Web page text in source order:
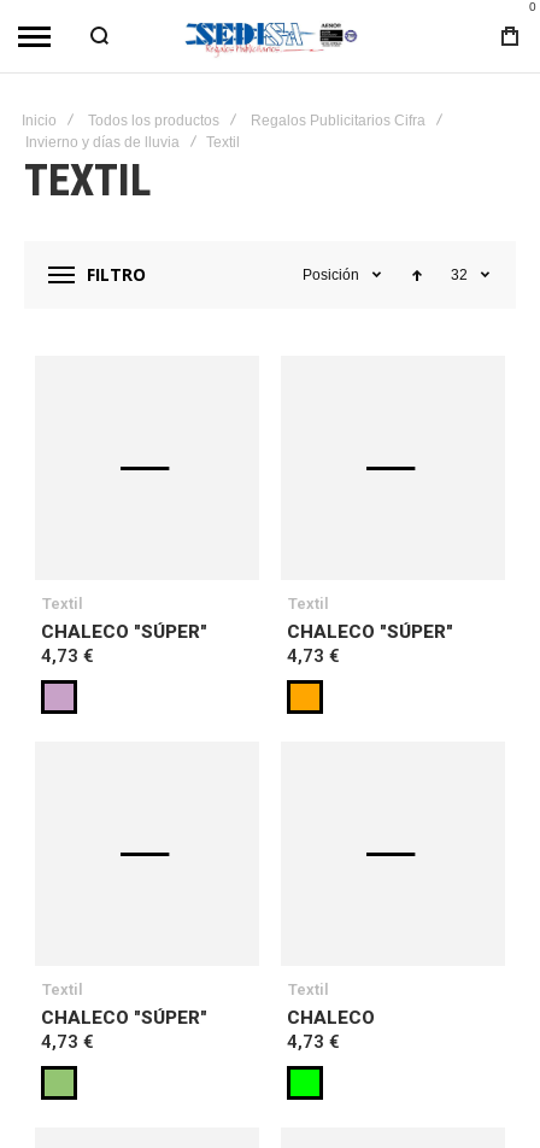
0
Inicio Todos los productos
Regalos Publicitarios Cifra
Invierno y días de lluvia
Textil
TEXTIL
FILTRO Posición 32
Textil
CHALECO "SÚPER"
4,73 €
Textil
CHALECO "SÚPER"
4,73 €
Textil
CHALECO "SÚPER"
4,73 €
Textil
CHALECO
4,73 €